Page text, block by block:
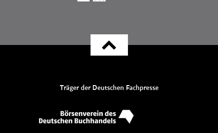
Träger der Deutschen Fachpresse